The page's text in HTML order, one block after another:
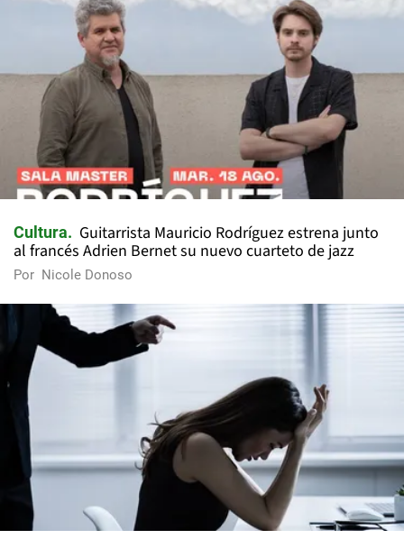
Cultura
Guitarrista Mauricio Rodríguez estrena junto
al francés Adrien Bernet su nuevo cuarteto de jazz
Por Nicole Donoso